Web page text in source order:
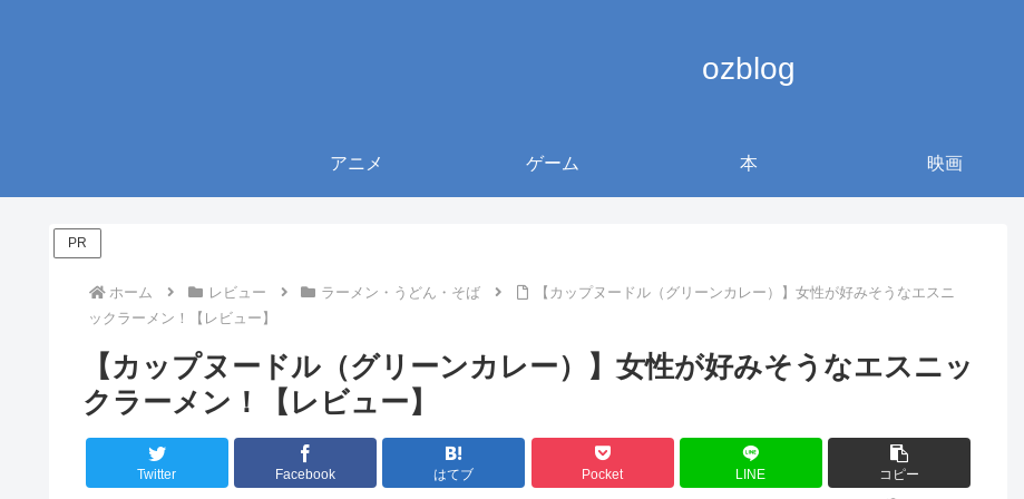
ozblog
アニメ ゲーム 本 映画
ホーム レビュー ラーメン・うどん・そば
【カップヌードル（グリーンカレー）】女性が好みそうなエスニ
ックラーメン！【レビュー】
PR
【カップヌードル（グリーンカレー）】女性が好みそうなエスニッ
クラーメン！【レビュー】
Twitter Facebook はてブ Pocket LINE コピー